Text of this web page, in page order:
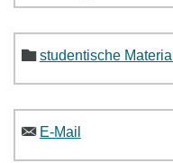
studentische
E-Mail